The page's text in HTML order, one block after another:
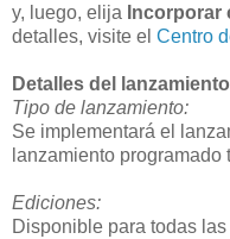
y, luego, elija Incorporar
detalles, visite el Centro
Detalles del lanzamiento
Tipo de lanzamiento:
Se implementará el
lanzamiento
Ediciones:
Disponible para todas